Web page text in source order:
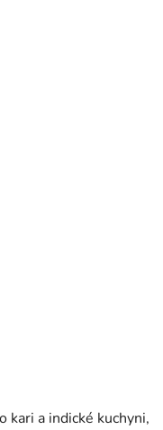
kari a indické kuchyni,